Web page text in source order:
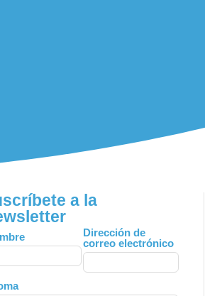
a la
Dirección de
correo electrónico